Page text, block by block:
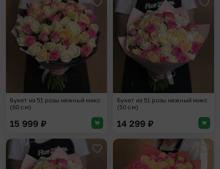
Добавить в избранное
Букет из 51 розы нежный микс
(60 см)
15 999 ₽
Букет из 51 розы нежный микс
(50 см)
14 299 ₽
Добавить в избранное